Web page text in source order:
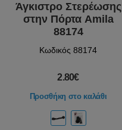
Άγκιστρο Στερέωσης
στην Πόρτα Amila
88174
Κωδικός 88174
2.80€
Προσθήκη στο καλάθι